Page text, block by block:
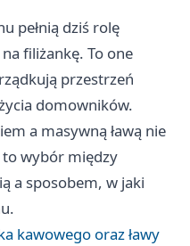
pełnią dziś rolę
filiżankę. To one
przestrzeń
domowników.
a masywną ławą nie
wybór między
a sposobem, w jaki
kawowego oraz ławy